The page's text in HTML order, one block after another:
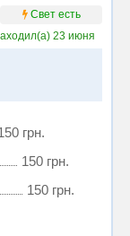
Свет есть
23 июня
грн.
150 грн.
150 грн.